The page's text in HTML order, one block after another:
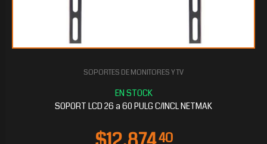
SOPORTES DE MONITORES Y TV
SOPORT LCD 26 a 60 PULG C/INCL NETMAK